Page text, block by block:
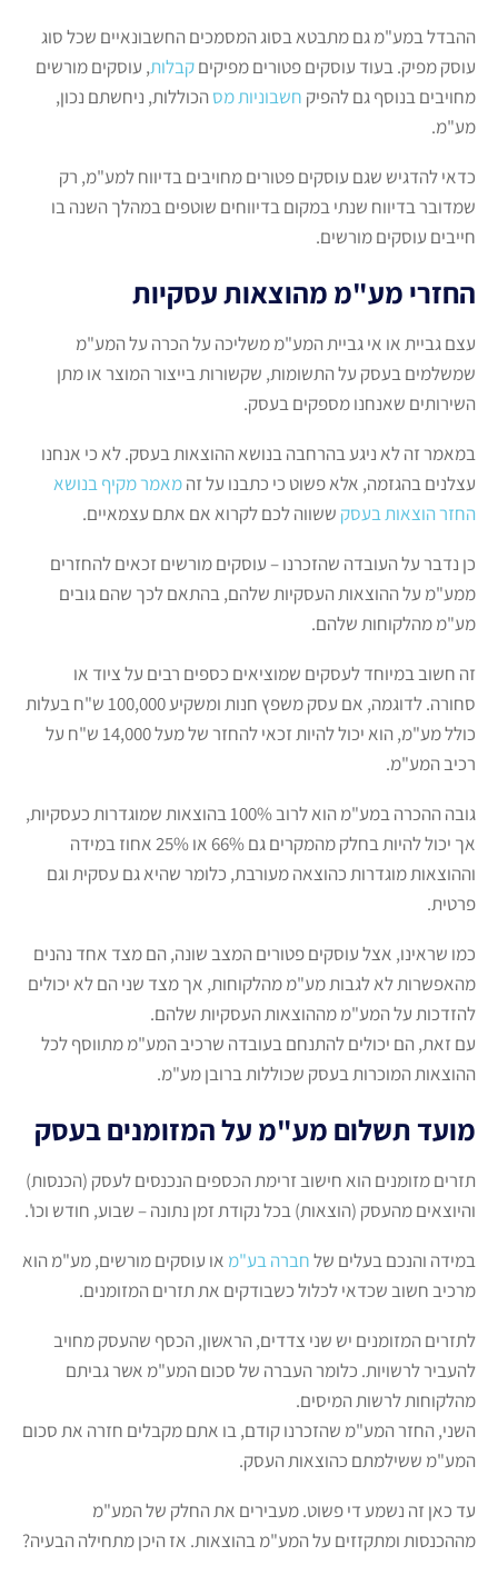
ההבדל במע"מ גם מתבטא בסוג המסמכים החשבונאיים שכל סוג
עוסק מפיק. בעוד עוסקים פטורים מפיקיםקבלות, עוסקים מורשים
מחויבים בנוסף גם להפיק חשבוניות מסהכוללות, ניחשתם נכון,
מע"מ.
כדאי להדגיש שגם עוסקים פטורים מחויבים בדיווח למע"מ, רק
שמדובר בדיווח שנתי במקום בדיווחים שוטפים במהלך השנה בו
חייבים עוסקים מורשים.
החזרי מע"מ מהוצאות עסקיות
עצם גביית או אי גביית המע"מ משליכה על הכרה על המע"מ
שמשלמים בעסק על התשומות, שקשורות בייצור המוצר או מתן
השירותים שאנחנו מספקים בעסק.
במאמר זה לא ניגע בהרחבה בנושא ההוצאות בעסק. לא כי אנחנו
עצלנים בהגזמה, אלא פשוט כי כתבנו על זהמאמר מקיף בנושא
החזר הוצאות בעסק ששווה לכם לקרוא אם אתם עצמאיים.
כן נדבר על העובדה שהזכרנו – עוסקים מורשים זכאים להחזרים
ממע"מ על ההוצאות העסקיות שלהם, בהתאם לכך שהם גובים
מע"מ מהלקוחות שלהם.
זה חשוב במיוחד לעסקים שמוציאים כספים רבים על ציוד או
סחורה. לדוגמה, אם עסק משפץ חנות ומשקיע 100,000 ש"ח בעלות
כולל מע"מ, הוא יכול להיות זכאי להחזר של מעל 14,000 ש"ח על
רכיב המע"מ.
גובה ההכרה במע"מ הוא לרוב 100% בהוצאות שמוגדרות כעסקיות,
אך יכול להיות בחלק מהמקרים גם 66% או 25% אחוז במידה
וההוצאות מוגדרות כהוצאה מעורבת, כלומר שהיא גם עסקית וגם
פרטית.
כמו שראינו, אצל עוסקים פטורים המצב שונה, הם מצד אחד נהנים
מהאפשרות לא לגבות מע"מ מהלקוחות, אך מצד שני הם לא יכולים
להזדכות על המע"מ מההוצאות העסקיות שלהם.
עם זאת, הם יכולים להתנחם בעובדה שרכיב המע"מ מתווסף לכל
ההוצאות המוכרות בעסק שכוללות ברובן מע"מ.
מועד תשלום מע"מ על המזומנים בעסק
תזרים מזומנים הוא חישוב זרימת הכספים הנכנסים לעסק (הכנסות)
והיוצאים מהעסק (הוצאות) בכל נקודת זמן נתונה – שבוע, חודש וכו'.
במידה והנכם בעלים שלחברה בע"מ או עוסקים מורשים, מע"מ הוא
מרכיב חשוב שכדאי לכלול כשבודקים את תזרים המזומנים.
לתזרים המזומנים יש שני צדדים, הראשון, הכסף שהעסק מחויב
להעביר לרשויות. כלומר העברה של סכום המע"מ אשר גביתם
מהלקוחות לרשות המיסים.
השני, החזר המע"מ שהזכרנו קודם, בו אתם מקבלים חזרה את סכום
המע"מ ששילמתם כהוצאות העסק.
עד כאן זה נשמע די פשוט. מעבירים את החלק של המע"מ
מההכנסות ומתקזזים על המע"מ בהוצאות. אז היכן מתחילה הבעיה?